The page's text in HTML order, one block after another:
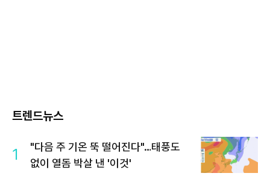
트렌드뉴스
1
"다음 주 기온 뚝 떨어진다"…태풍도
없이 열돔 박살 낸 '이것'